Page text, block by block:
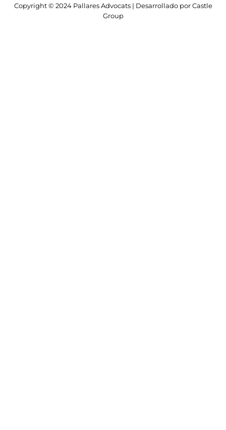
Copyright © 2024 Pallares Advocats | Desarrollado por Castle
Group